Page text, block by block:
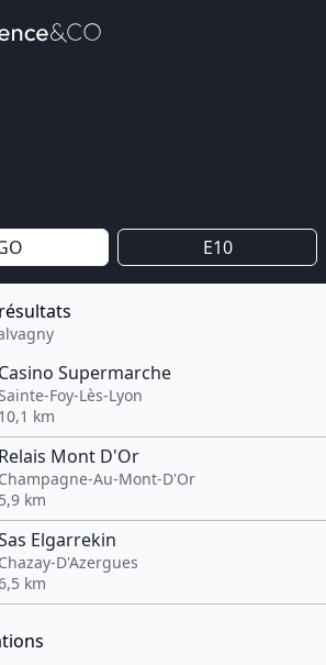
E10
Casino Supermarche
Foy-Lès-Lyon
10,1 km
Relais Mont D'Or
Champagne-Au-Mont-D'Or
5,9 km
Elgarrekin
Chazay-D'Azergues
km